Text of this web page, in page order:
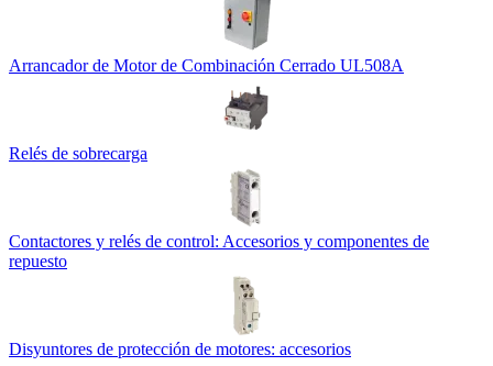
Arrancador de Motor de Combinación Cerrado UL508A
Relés de sobrecarga
Contactores y relés de control: Accesorios y componentes de
repuesto
Disyuntores de protección de motores: accesorios